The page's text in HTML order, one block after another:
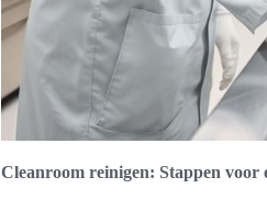
Cleanroom reinigen: Stappen voor